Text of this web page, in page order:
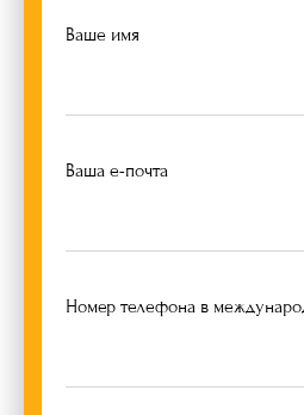
Ваше имя
Ваша е-почта
Номер телефона в